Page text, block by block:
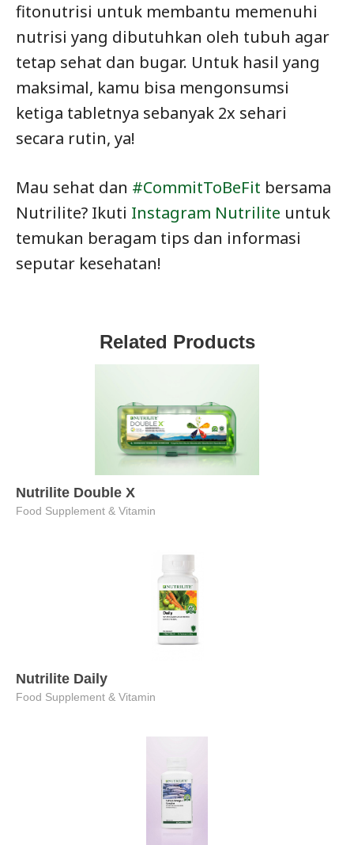
fitonutrisi untuk membantu memenuhi
nutrisi yang dibutuhkan oleh tubuh agar
tetap sehat dan bugar. Untuk hasil yang
maksimal, kamu bisa mengonsumsi
ketiga tabletnya sebanyak 2x sehari
secara rutin, ya!
Mau sehat dan #CommitToBeFit bersama
Nutrilite? Ikuti Instagram Nutrilite untuk
temukan beragam tips dan informasi
seputar kesehatan!
Related Products
Nutrilite Double X
Food Supplement & Vitamin
Nutrilite Daily
Food Supplement & Vitamin